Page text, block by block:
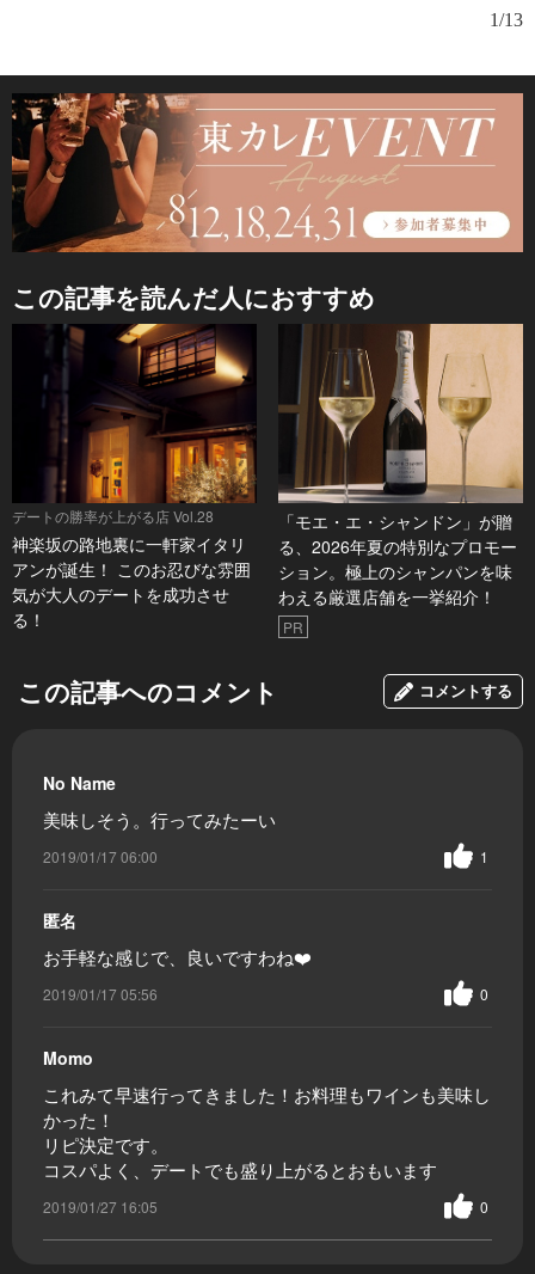
1/13
この記事を読んだ人におすすめ
デートの勝率が上がる店 Vol.28
神楽坂の路地裏に一軒家イタリ
アンが誕生！ このお忍びな雰囲
気が大人のデートを成功させ
る！
「モエ・エ・シャンドン」が贈
る、2026年夏の特別なプロモー
ション。極上のシャンパンを味
わえる厳選店舗を一挙紹介！
PR
この記事へのコメント コメントする
No Name
美味しそう。行ってみたーい
2019/01/17 06:00 1
匿名
お手軽な感じで、良いですわね❤️
2019/01/17 05:56 0
Momo
これみて早速行ってきました！お料理もワインも美味し
かった！
リピ決定です。
コスパよく、デートでも盛り上がるとおもいます
2019/01/27 16:05 0